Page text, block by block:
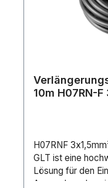
10m H07RN-
H07RNF
GLT ist eine
Lösung für den